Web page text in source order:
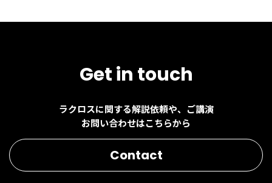
Get in touch
ラクロスに関する解説依頼や、ご講演
お問い合わせはこちらから
Contact